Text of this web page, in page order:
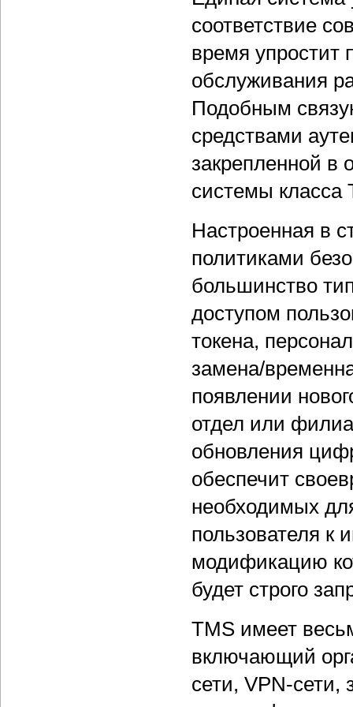
соответствие
время упростит
обслуживания
Подобным
средствами
закрепленной в
системы класса
Настроенная в
политиками
большинство
доступом
токена,
замена/
появлении
отдел или
обновления
обеспечит
необходимых
пользователя к
модификацию
будет строго
TMS имеет
включающий
сети, VPN-